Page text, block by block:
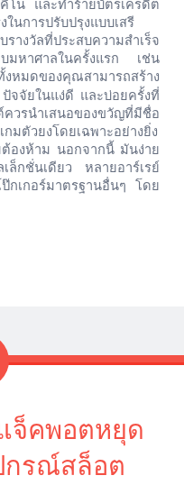
คีโน
และทำร้ายบัตรเครดิต
นการปรับปรุงแบบเสรี
รางวัลที่ประสบความสำเร็จ
มหาศาลในครั้งแรก
เช่น
งหมดของคุณสามารถสร้าง
ปัจจัยในแง่ดี และบ่อยครั้งที่
ควรนำเสนอของขวัญที่มีชื่อ
กมตัวยงโดยเฉพาะอย่างยิ่ง
องห้าม นอกจากนี้ มันง่าย
ล็กชั่นเดียว
หลายอาร์เรย์
ป๊กเกอร์มาตรฐานอื่นๆ
โดย
จ็คพอตหยุด
กรณ์สล็อต